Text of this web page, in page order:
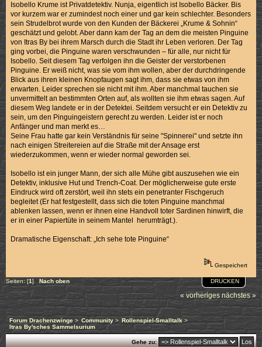
Isobello Krume ist Privatdetektiv. Nunja, eigentlich ist Isobello Bäcker. Bis
vor kurzem war er zumindest noch einer und gar kein schlechter. Besonders
sein Strudelbrot wurde von den Kunden der Bäckerei „Krume & Sohnin“
geschätzt und gelobt. Aber dann kam der Tag an dem die meisten Pinguine
von Itras By bei ihrem Marsch durch die Stadt ihr Leben verloren. Der Tag
ging vorbei, die Pinguine waren verschwunden – für alle, nur nicht für
Isobello. Seit diesem Tag verfolgen ihn die Geister der verstorbenen
Pinguine. Er weiß nicht, was sie vom ihm wollen, aber der durchdringende
Blick aus ihren kleinen Knopfaugen sagt ihm, dass sie etwas von ihm
erwarten. Leider sprechen sie nicht mit ihm. Aber manchmal tauchen sie
unvermittelt an bestimmten Orten auf, als wollten sie ihm etwas sagen. Auf
diesem Weg landete er in der Detektei. Seitdem versucht er ein Detektiv zu
sein, um den Pinguingeistern gerecht zu werden. Leider ist er noch
Anfänger und man merkt es…
Seine Frau hatte gar kein Verständnis für seine "Spinnerei" und setzte ihn
nach einigen Streitereien auf die Straße mit der Ansage erst
wiederzukommen, wenn er wieder normal geworden sei.
Isobello ist ein junger Mann, der sich alle Mühe gibt auszusehen wie ein
Detektiv, inklusive Hut und Trench-Coat. Der möglicherweise gute erste
Eindruck wird oft zerstört, weil ihn stets ein penetranter Fischgeruch
begleitet (Er hat festgestellt, dass sich die toten Pinguine manchmal
ablenken lassen, wenn er ihnen eine Handvoll toter Sardinen hinwirft, die
er in einer Papiertüte in seinem Mantel herumträgt.).
Dramatische Eigenschaft: „Ich sehe tote Pinguine“
Gespeichert
DRUCKEN
Seiten: [1] Nach oben
« vorheriges nächstes »
Forum Drachenzwinge > Community> Rollenspiel-Smalltalk>
Itras By'sches Sammelsurium
Gehe zu: